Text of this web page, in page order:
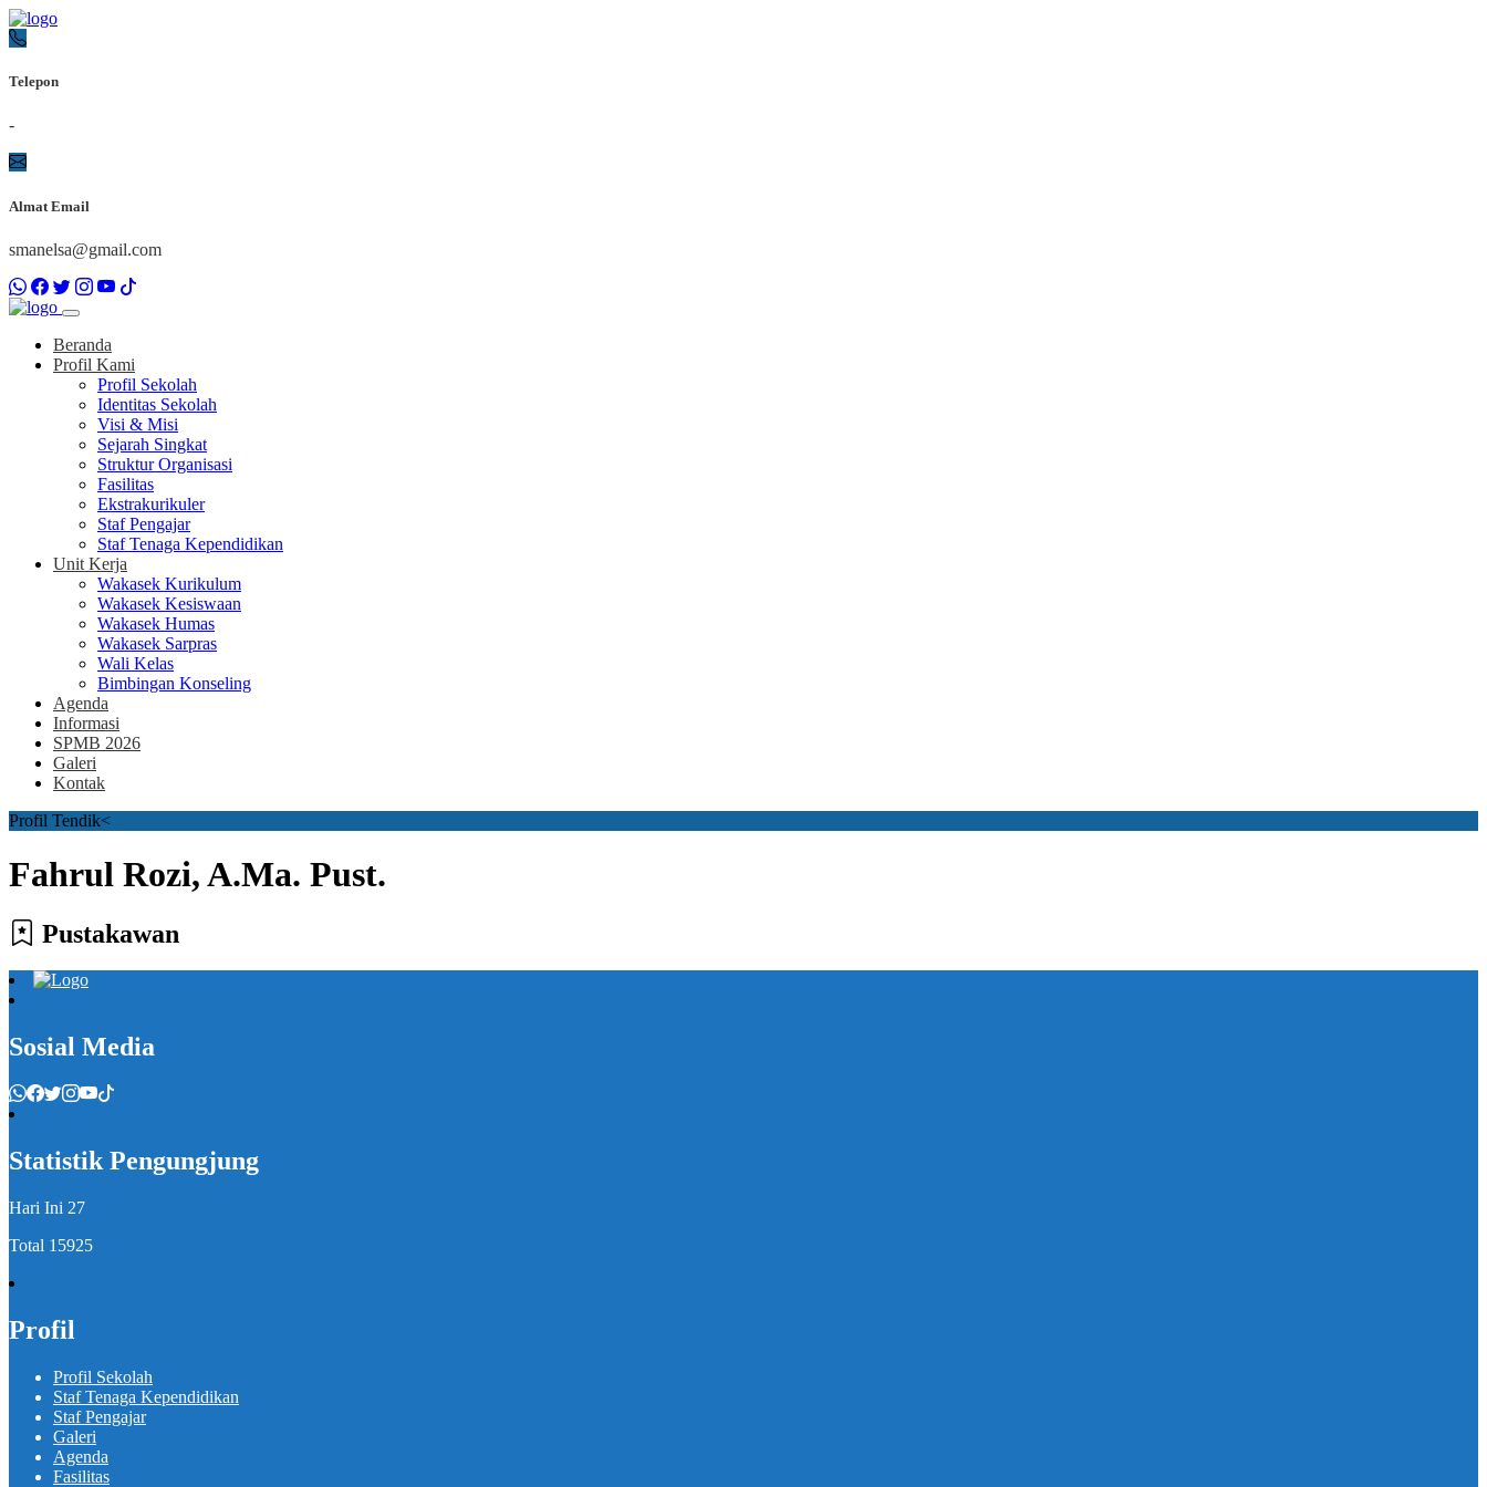
Telepon
-
Almat Email
smanelsa@gmail.com
Beranda
Profil Kami
Profil Sekolah
Identitas Sekolah
Visi & Misi
Sejarah Singkat
Struktur Organisasi
Fasilitas
Ekstrakurikuler
Staf Pengajar
Staf Tenaga Kependidikan
Unit Kerja
Wakasek Kurikulum
Wakasek Kesiswaan
Wakasek Humas
Wakasek Sarpras
Wali Kelas
Bimbingan Konseling
Agenda
Informasi
SPMB 2026
Galeri
Kontak
Profil Tendik<
Fahrul Rozi, A.Ma. Pust.
Pustakawan
Sosial Media
Statistik Pengungjung
Hari Ini 27
Total 15925
Profil
Profil Sekolah
Staf Tenaga Kependidikan
Staf Pengajar
Galeri
Agenda
Fasilitas